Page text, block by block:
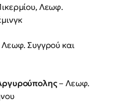
Λεωφ.
Συγγρού και
– Λεωφ.